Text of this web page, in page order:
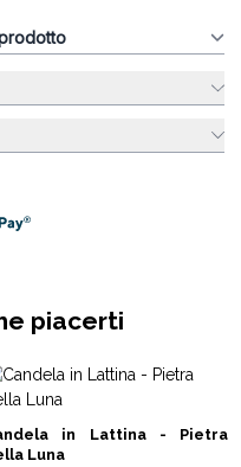
piacerti
in Lattina - Pietra
Luna